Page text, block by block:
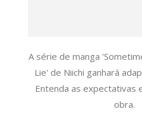
A série de manga
Lie' de Niichi ganhará
Entenda as expectativas
obra.